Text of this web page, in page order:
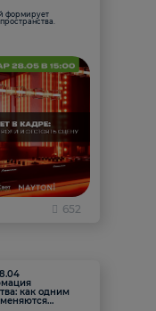
формирует
652
как одним